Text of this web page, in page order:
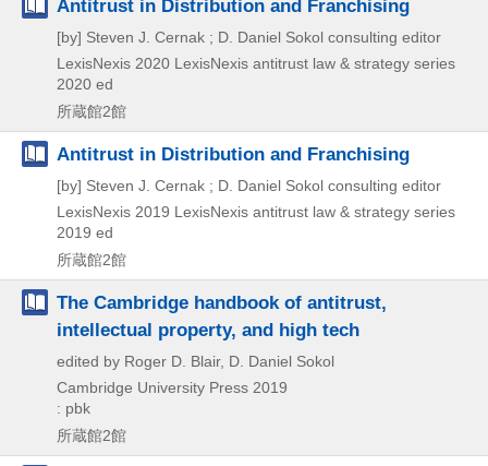
Antitrust in Distribution and Franchising
[by] Steven J. Cernak ; D. Daniel Sokol consulting editor
LexisNexis 2020 LexisNexis antitrust law & strategy series
2020 ed
所蔵館2館
Antitrust in Distribution and Franchising
[by] Steven J. Cernak ; D. Daniel Sokol consulting editor
LexisNexis 2019 LexisNexis antitrust law & strategy series
2019 ed
所蔵館2館
The Cambridge handbook of antitrust,
intellectual property, and high tech
edited by Roger D. Blair, D. Daniel Sokol
Cambridge University Press 2019
: pbk
所蔵館2館